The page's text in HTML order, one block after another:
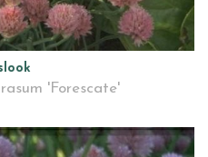
'Forescate'